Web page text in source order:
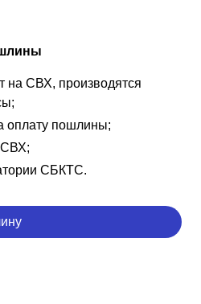
на СВХ, производятся
оплату пошлины;
СВХ;
СБКТС.